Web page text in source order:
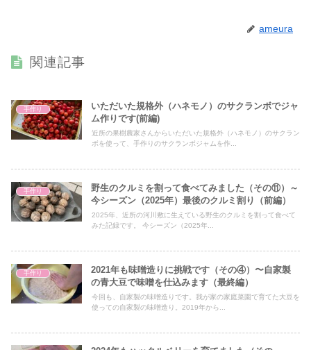
ameura
関連記事
手作り
いただいた規格外（ハネモノ）のサクランボでジャ
ム作りです(前編)
近所の果樹農家さんからいただいた規格外（ハネモノ）のサクラン
ボを使って、手作りのサクランボジャムを作...
手作り
野生のクルミを割って食べてみました（その⑪）～
今シーズン（2025年）最後のクルミ割り（前編）
2025年、近所の河川敷に生えている野生のクルミを割って食べて
みた記録です。 今シーズン（2025年...
手作り
2021年も味噌造りに挑戦です（その④）〜自家製
の青大豆で味噌を仕込みます（最終編）
今回も、自家製の味噌造りです。我が家の家庭菜園で育てた大豆を
使っての自家製の味噌造り。2019年から...